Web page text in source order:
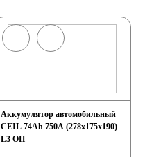
Аккумулятор автомобильный
CEIL 74Ah 750A (278x175x190)
L3 ОП